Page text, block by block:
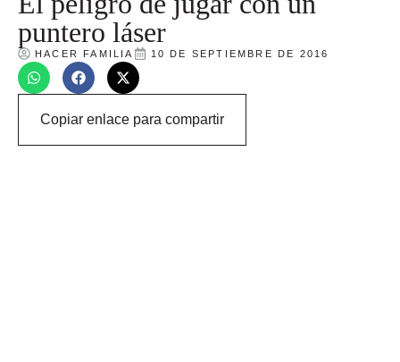
puntero láser
HACER FAMILIA 10 DE SEPTIEMBRE DE 2016
Copiar enlace para compartir